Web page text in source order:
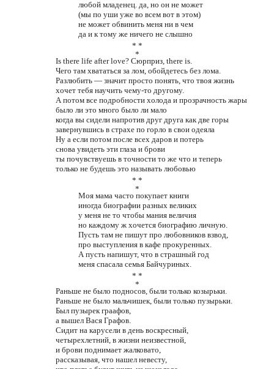
любой младенец. да, но он не может
(мы по уши уже во всем вот в этом)
не может обвинить меня ни в чем
да и к тому же ничего не слышно
* *
*
Is there life after love? Сюрприз, there is.
Чего там хвататься за лом, обойдетесь без лома.
Разлюбить — значит просто понять, что твоя жизнь
хочет тебя научить чему-то другому.
А потом все подробности холода и прозрачность жары
было ли это много было ли мало
когда вы сидели напротив друг друга как две горы
завернувшись в страхе по горло в свои одеяла
Ну а если потом после всех даров и потерь
снова увидеть эти глаза и брови
ты почувствуешь в точности то же что и теперь
только не будешь это называть любовью
* *
*
Моя мама часто покупает книги
иногда биографии разных великих
у меня не то чтобы мания величия
но каждому ж хочется биографию личную.
Пусть там не пишут про любовников взвод,
про выступления в кафе прокуренных.
А пусть напишут, что в страшный год
меня спасала семья Байчуриных.
* *
*
Раньше не было подносов, были только козырьки.
Раньше не было мальчишек, были только пузырьки.
Был пузырек граафов,
а вышел Вася Графов.
Сидит на карусели в день воскресный,
четырехлетний, в жизни неизвестной,
и брови поднимает жалковато,
рассказывая, что нашел невесту,